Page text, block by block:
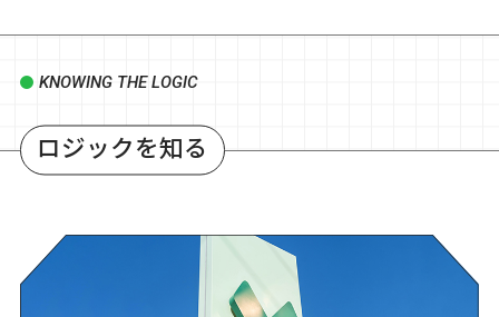
KNOWING THE LOGIC
ロジックを知る